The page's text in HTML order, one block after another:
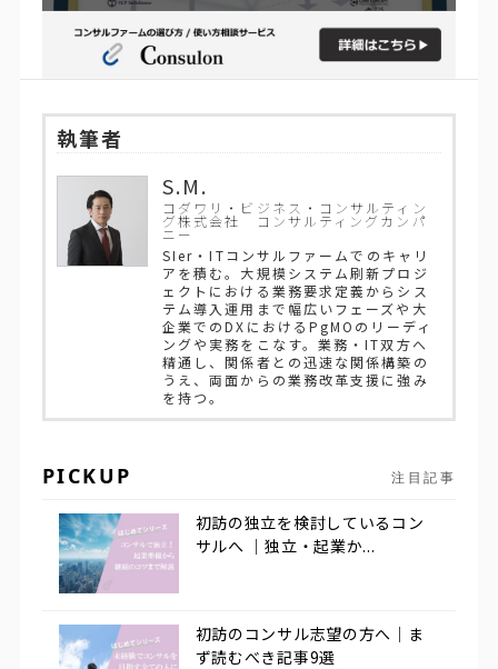
執筆者
S.M.
コダワリ・ビジネス・コンサルティン
グ株式会社 コンサルティングカンパ
ニー
SIer・ITコンサルファームでのキャリ
アを積む。大規模システム刷新プロジ
ェクトにおける業務要求定義からシス
テム導入運用まで幅広いフェーズや大
企業でのDXにおけるPgMOのリーディ
ングや実務をこなす。業務・IT双方へ
精通し、関係者との迅速な関係構築の
うえ、両面からの業務改革支援に強み
を持つ。
PICKUP 注目記事
初訪の独立を検討しているコン
サルへ ｜独立・起業か...
初訪のコンサル志望の方へ｜ま
ず読むべき記事9選